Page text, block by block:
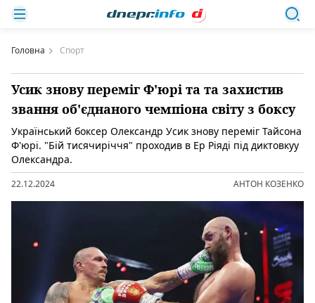
Головна Спорт
Усик знову переміг Ф'юрі та та захистив
звання об'єднаного чемпіона світу з боксу
Український боксер Олександр Усик знову переміг Тайсона
Ф'юрі. "Бій тисячиріччя" проходив в Ер Ріяді під диктовкуу
Олександра.
22.12.2024 АНТОН КОЗЕНКО